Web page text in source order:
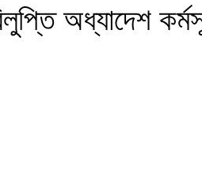
অধ্যাদেশ